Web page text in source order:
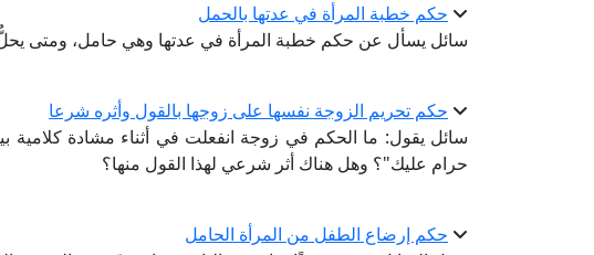
حكم خطبة المرأة في عدتها بالحمل
سائل يسأل عن حكم خطبة المرأة في عدتها وهي حامل، ومتى يحلُّ
حكم تحريم الزوجة نفسها على زوجها بالقول وأثره شرعا
سائل يقول: ما الحكم في زوجة انفعلت في أثناء مشادة كلامية
حرام عليك"؟ وهل هناك أثر شرعي لهذا القول منها؟
حكم إرضاع الطفل من المرأة الحامل